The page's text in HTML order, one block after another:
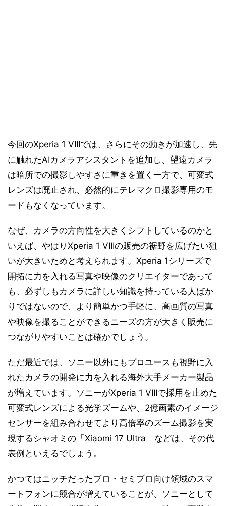
今回のXperia 1 VIIIでは、さらにその動きが加速し、先
に触れたAIカメラアシスタントを追加し、望遠カメラ
は暗所での撮影しやすさに重きを置く一方で、可変式
レンズは廃止され、必然的にテレマクロ撮影専用のモ
ードもなくなっています。
なぜ、カメラの方向性を大きくシフトしているのかと
いえば、やはりXperia 1 VIIIの販売の裾野を広げたい狙
いが大きいためと考えられます。Xperia 1シリーズで
開拓に力を入れる写真や映像のクリエイターであって
も、必ずしもカメラに詳しい知識を持っている人ばか
りではないので、より簡単かつ手軽に、高画質の写真
や映像を撮ることができるニーズの方が大きく販売に
つながりやすいことは確かでしょう。
ただ最近では、ソニー以外にもプロユースも視野に入
れたカメラの開発に力を入れる海外大手メーカー製品
が増えています。ソニーがXperia 1 VIIIで採用を止めた
可変式レンズによる光学ズームや、2億画素のイメージ
センサーを組み合わせてより高倍率のズーム撮影を実
現するシャオミの「Xiaomi 17 Ultra」などは、その代
表例といえるでしょう。
かつてはニッチだったプロ・セミプロ向け領域のスマ
ートフォンに競合が増えていることが、ソニーとして